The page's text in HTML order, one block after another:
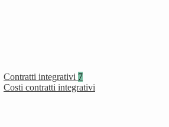
Contratti integrativi 7
Costi contratti integrativi